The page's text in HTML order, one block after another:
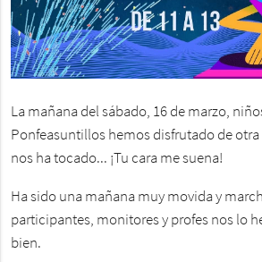
La mañana del sábado, 16 de marzo,
Ponfeasuntillos hemos disfrutado de otra
nos ha tocado... ¡Tu cara me suena!
Ha sido una mañana muy movida y
participantes, monitores y profes nos lo
bien.